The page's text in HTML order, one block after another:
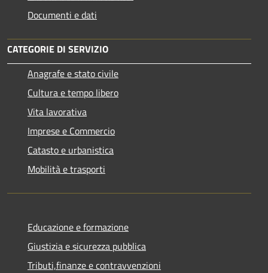
Documenti e dati
CATEGORIE DI SERVIZIO
Anagrafe e stato civile
Cultura e tempo libero
Vita lavorativa
Imprese e Commercio
Catasto e urbanistica
Mobilità e trasporti
Educazione e formazione
Giustizia e sicurezza pubblica
Tributi,finanze e contravvenzioni